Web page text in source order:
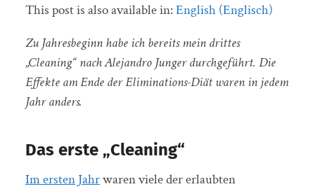
This post is also available in:English(Englisch)
Zu Jahresbeginn habe ich bereits mein drittes
„Cleaning“ nach Alejandro Junger durchgeführt. Die
Effekte am Ende der Eliminations-Diät waren in jedem
Jahr anders.
Das erste „Cleaning“
Im ersten Jahrwaren viele der erlaubten